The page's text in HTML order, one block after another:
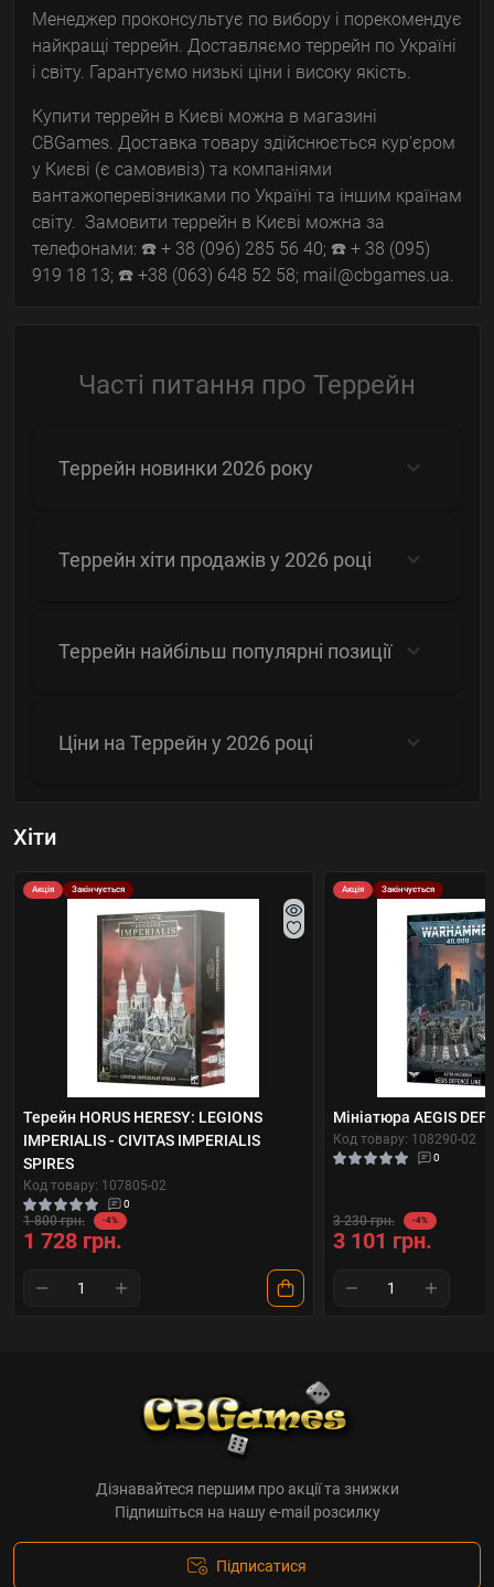
Менеджер проконсультує по вибору і порекомендує
найкращі террейн. Доставляємо террейн по Україні
і світу. Гарантуємо низькі ціни і високу якість.
Купити террейн в Києві можна в магазині
CBGames. Доставка товару здійснюється кур'єром
у Києві (є самовивіз) та компаніями
вантажоперевізниками по Україні та іншим країнам
світу. Замовити террейн в Києві можна за
телефонами: ☎️ + 38 (096) 285 56 40; ☎️ + 38 (095)
919 18 13; ☎️ +38 (063) 648 52 58; mail@cbgames.ua.
Часті питання про Террейн
Террейн новинки 2026 року
Террейн хіти продажів у 2026 році
Террейн найбільш популярні позиції
Ціни на Террейн у 2026 році
Хіти
Акція Закінчується
Терейн HORUS HERESY: LEGIONS
IMPERIALIS - CIVITAS IMPERIALIS
SPIRES
Код товару: 107805-02
0
1 800 грн. -4%
1 728 грн.
Акція Закінчується
Мініатюра AEGIS
Код товару: 108290-02
0
3 230 грн. -4%
3 101 грн.
Дізнавайтеся першим про акції та знижки
Підпишіться на нашу e-mail розсилку
Підписатися